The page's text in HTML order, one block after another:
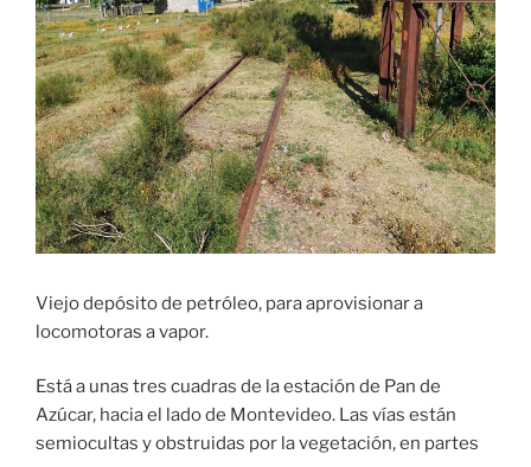
Viejo depósito de petróleo, para aprovisionar a
locomotoras a vapor.
Está a unas tres cuadras de la estación de Pan de
Azúcar, hacia el lado de Montevideo. Las vías están
semiocultas y obstruidas por la vegetación, en partes